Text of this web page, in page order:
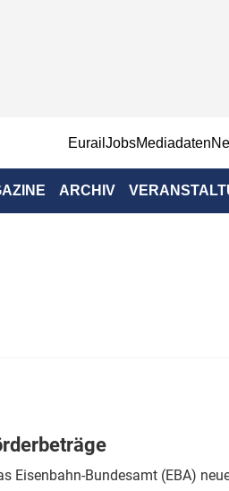
EurailJobsMediadaten
ARCHIV
Eisenbahn-Bundesamt (EBA)